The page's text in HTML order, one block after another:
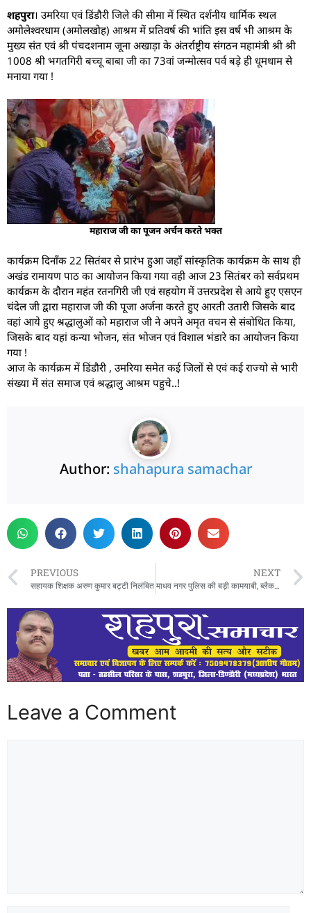
शहपुरा। उमरिया एवं डिंडौरी जिले की सीमा में स्थित दर्शनीय धार्मिक स्थल
अमोलेश्वरधाम (अमोलखोह) आश्रम में प्रतिवर्ष की भांति इस वर्ष भी आश्रम के
मुख्य संत एवं श्री पंचदशनाम जूना अखाड़ा के अंतर्राष्ट्रीय संगठन महामंत्री श्री श्री
1008 श्री भगतगिरी बच्चू बाबा जी का 73वां जन्मोत्सव पर्व बड़े ही धूमधाम से
मनाया गया !
महाराज जी का पूजन अर्चन करते भक्त
कार्यक्रम दिनाँक 22 सितंबर से प्रारंभ हुआ जहाँ सांस्कृतिक कार्यक्रम के साथ ही
अखंड रामायण पाठ का आयोजन किया गया वही आज 23 सितंबर को सर्वप्रथम
कार्यक्रम के दौरान महंत रतनगिरी जी एवं सहयोग में उत्तरप्रदेश से आये हुए एसएन
चंदेल जी द्वारा महाराज जी की पूजा अर्जना करते हुए आरती उतारी जिसके बाद
वहां आये हुए श्रद्धालुओं को महाराज जी ने अपने अमृत वचन से संबोधित किया,
जिसके बाद यहां कन्या भोजन, संत भोजन एवं विशाल भंडारे का आयोजन किया
गया !
आज के कार्यक्रम में डिंडौरी , उमरिया समेत कई जिलों से एवं कई राज्यो से भारी
संख्या में संत समाज एवं श्रद्धालु आश्रम पहुचे..!
Author: shahapura samachar
PREVIOUS
सहायक शिक्षक अरुण कुमार बट्टी निलंबित
NEXT
माधव नगर पुलिस की बड़ी कामयाबी, ब्लैकमेल का आरोपी संयम गुप्ता लखनऊ से गिरफ्तार
Leave a Comment